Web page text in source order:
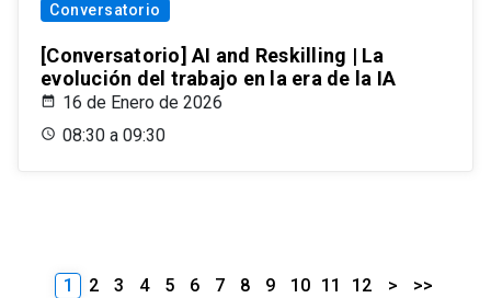
Conversatorio
[Conversatorio] AI and Reskilling | La
evolución del trabajo en la era de la IA
16 de Enero de 2026
08:30 a 09:30
1 2 3 4 5 6 7 8 9 10 11 12 > >>